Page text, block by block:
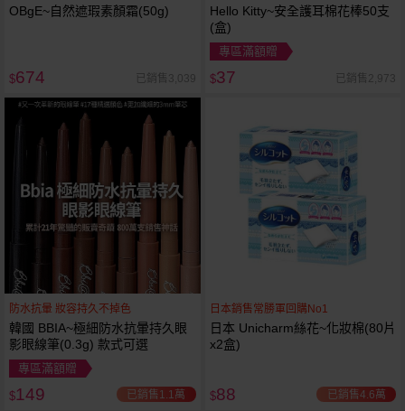
OBgE~自然遮瑕素顏霜(50g)
$674 已銷售3,039
Hello Kitty~安全護耳棉花棒50支
(盒)
專區滿額贈
$37 已銷售2,973
防水抗暈 妝容持久不掉色
韓國 BBIA~極細防水抗暈持久眼
影眼線筆(0.3g) 款式可選
專區滿額贈
$149 已銷售1.1萬
日本銷售常勝軍回購No1
日本 Unicharm絲花~化妝棉(80片
x2盒)
$88 已銷售4.6萬